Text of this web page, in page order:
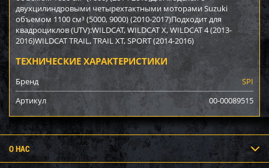
двухцилиндровыми четырехтактными моторами Suzuki
объемом 1100 см³ (5000, 9000) (2010-2017)Подходит для
квадроциклов (UTV):WILDCAT, WILDCAT X, WILDCAT 4 (2013-
2016)WILDCAT TRAIL, TRAIL XT, SPORT (2014-2016)
ТЕХНИЧЕСКИЕ ХАРАКТЕРИСТИКИ
Бренд
SPI
Артикул
00-00089515
О НАС